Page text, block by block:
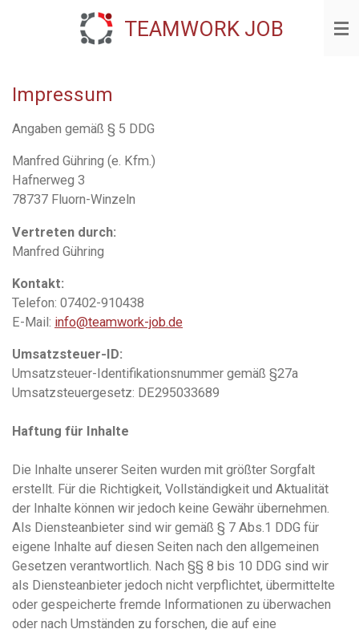
TEAMWORK JOB
Impressum
Angaben gemäß § 5 DDG
Manfred Gühring (e. Kfm.)
Hafnerweg 3
78737 Fluorn-Winzeln
Vertreten durch:
Manfred Gühring
Kontakt:
Telefon: 07402-910438
E-Mail: info@teamwork-job.de
Umsatzsteuer-ID:
Umsatzsteuer-Identifikationsnummer gemäß §27a
Umsatzsteuergesetz: DE295033689
Haftung für Inhalte
Die Inhalte unserer Seiten wurden mit größter Sorgfalt
erstellt. Für die Richtigkeit, Vollständigkeit und Aktualität
der Inhalte können wir jedoch keine Gewähr übernehmen.
Als Diensteanbieter sind wir gemäß § 7 Abs.1 DDG für
eigene Inhalte auf diesen Seiten nach den allgemeinen
Gesetzen verantwortlich. Nach §§ 8 bis 10 DDG sind wir
als Diensteanbieter jedoch nicht verpflichtet, übermittelte
oder gespeicherte fremde Informationen zu überwachen
oder nach Umständen zu forschen, die auf eine